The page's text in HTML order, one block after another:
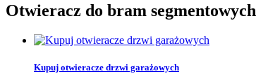
Otwieracz do bram segmentowych
Kupuj otwieracze drzwi garażowych